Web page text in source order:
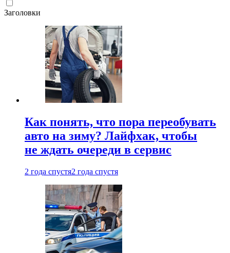
Заголовки
Как понять, что пора переобувать
авто на зиму? Лайфхак, чтобы
не ждать очереди в сервис
2 года спустя2 года спустя